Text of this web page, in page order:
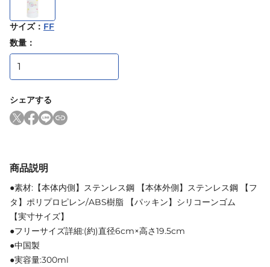
サイズ： FF
数量：
シェアする
商品説明
●素材:【本体内側】ステンレス鋼 【本体外側】ステンレス鋼 【フ
タ】ポリプロピレン/ABS樹脂 【パッキン】シリコーンゴム
【実寸サイズ】
●フリーサイズ詳細:(約)直径6cm×高さ19.5cm
●中国製
●実容量:300ml